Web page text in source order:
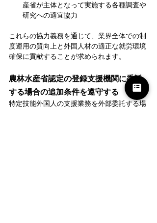
産省が主体となって実施する各種調査や
研究への適宜協力
これらの協力義務を通じて、業界全体での制
度運用の質向上と外国人材の適正な就労環境
確保に貢献することが求められます。
農林水産省認定の登録支援機関に委託
する場合の追加条件を遵守する
特定技能外国人の支援業務を外部委託する場